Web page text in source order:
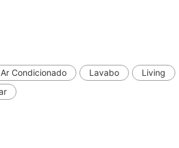
Condicionado Lavabo
Living